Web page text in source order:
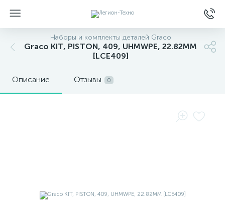
Наборы и комплекты деталей Graco
Graco KIT, PISTON, 409, UHMWPE, 22.82MM
[LCE409]
Описание Отзывы 0